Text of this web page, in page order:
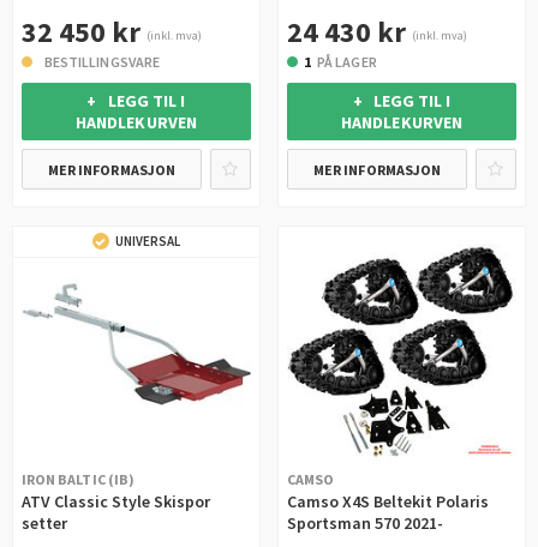
32 450 kr (inkl. mva)
BESTILLINGSVARE
+ LEGG TIL I
HANDLEKURVEN
MER INFORMASJON
24 430 kr (inkl. mva)
1 PÅ LAGER
+ LEGG TIL I
HANDLEKURVEN
MER INFORMASJON
UNIVERSAL
IRON BALTIC (IB)
ATV Classic Style Skispor
setter
CAMSO
Camso X4S Beltekit Polaris
Sportsman 570 2021-